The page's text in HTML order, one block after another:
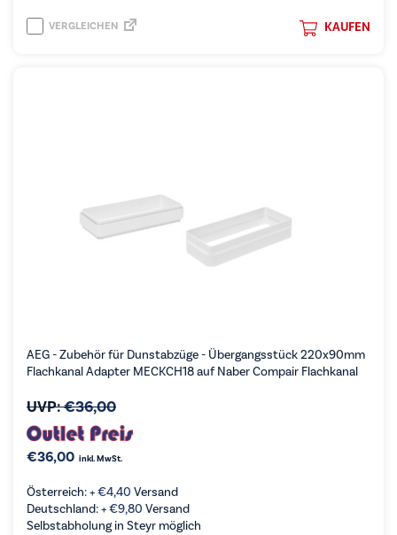
KAUFEN
VERGLEICHEN
AEG - Zubehör für Dunstabzüge - Übergangsstück 220x90mm
Flachkanal Adapter MECKCH18 auf Naber Compair Flachkanal
UVP:€36,00
€36,00 inkl. MwSt.
Österreich: +€4,40 Versand
Deutschland: +€9,80 Versand
Selbstabholung in Steyr möglich